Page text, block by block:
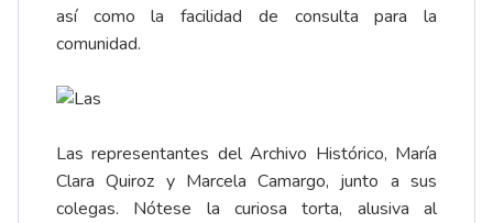
así como la facilidad de consulta para la
comunidad.
Las representantes del Archivo Histórico, María
Clara Quiroz y Marcela Camargo, junto a sus
colegas. Nótese la curiosa torta, alusiva al